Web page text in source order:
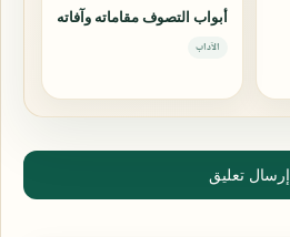
أبواب التصوف مقاماته وآفاته
الآداب
إرسال تعليق